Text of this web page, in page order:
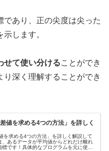
であり、正の尖度は尖った
します。
せて使い分けることができ
深く理解することができ
値を求める4つの方法」を詳しく
を求める4つの方法」を詳しく解説して
、あるデータが平均値からどれだけ離れ
標です！具体的なプログラムを元に使い